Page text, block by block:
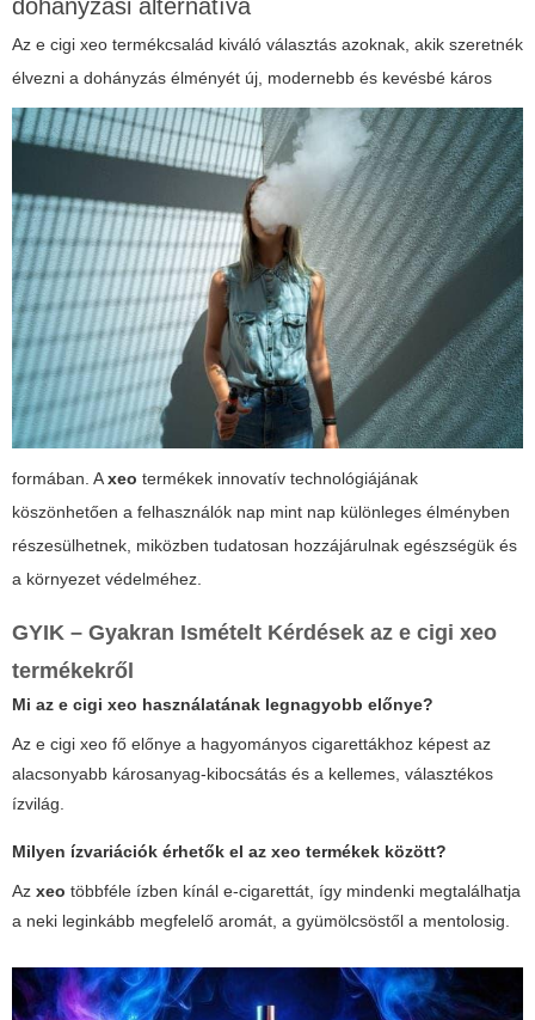
dohányzási alternatíva
Az e cigi xeo termékcsalád kiváló választás azoknak, akik szeretnék
élvezni a dohányzás élményét új, modernebb és kevésbé káros
formában. Axeo termékek innovatív technológiájának
köszönhetően a felhasználók nap mint nap különleges élményben
részesülhetnek, miközben tudatosan hozzájárulnak egészségük és
a környezet védelméhez.
GYIK – Gyakran Ismételt Kérdések az e cigi xeo
termékekről
Mi az e cigi xeo használatának legnagyobb előnye?
Az e cigi xeo fő előnye a hagyományos cigarettákhoz képest az
alacsonyabb károsanyag-kibocsátás és a kellemes, választékos
ízvilág.
Milyen ízvariációk érhetők el az xeo termékek között?
Az xeo többféle ízben kínál e-cigarettát, így mindenki megtalálhatja
a neki leginkább megfelelő aromát, a gyümölcsöstől a mentolosig.